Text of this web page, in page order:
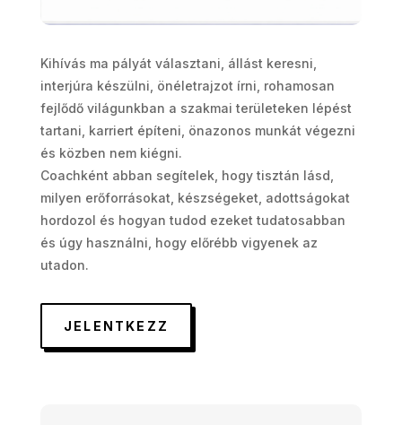
Kihívás ma pályát választani, állást keresni,
interjúra készülni, önéletrajzot írni, rohamosan
fejlődő világunkban a szakmai területeken lépést
tartani, karriert építeni, önazonos munkát végezni
és közben nem kiégni.
Coachként abban segítelek, hogy tisztán lásd,
milyen erőforrásokat, készségeket, adottságokat
hordozol és hogyan tudod ezeket tudatosabban
és úgy használni, hogy előrébb vigyenek az
utadon.
JELENTKEZZ